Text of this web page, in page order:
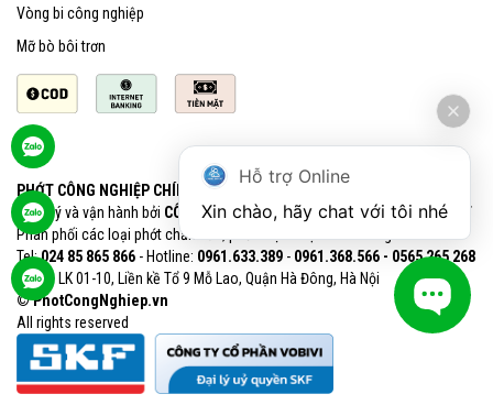
Vòng bi công nghiệp
Mỡ bò bôi trơn
PHỚT CÔNG NGHIỆP CHÍNH HÃNG SKF
Quản lý và vận hành bởi CÔNG TY CỔ PHẦN VOBIVI - Đại lý uỷ quyền SKF
Phân phối các loại phớt chắn dầu, phớt chịu nhiệt chính hãng SKF
Tel:024 85 865 866 - Hotline: 0961.633.389​ - 0961.368.566 - 0565 265 268​
VPGD: LK 01-10, Liền kề Tổ 9 Mỗ Lao, Quận Hà Đông, Hà Nội
© PhotCongNghiep.vn
All rights reserved
Hỗ trợ Online
Xin chào, hãy chat với tôi nhé